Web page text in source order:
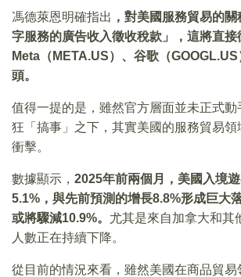
馮德萊恩明確指出 ，對美國服務貿易的
字服務的廣告收入徵收稅款」，這將直接
Meta（META.US）、谷歌（
頭。
值得一提的是，雖然官方層面並未正式動
狂「搞事」之下，其實美國的服務貿易
衝擊。
數據顯示， 2025年前兩個月，美國入境
5.1%，與先前預測的增長8.8%形成巨大
或將驟減10.9%。 尤其是來自加拿大和其
人數正在持續下降。
從目前的情況來看，雖然美國在商品貿易